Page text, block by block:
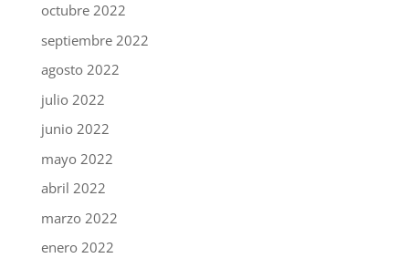
octubre 2022
septiembre 2022
agosto 2022
julio 2022
junio 2022
mayo 2022
abril 2022
marzo 2022
enero 2022